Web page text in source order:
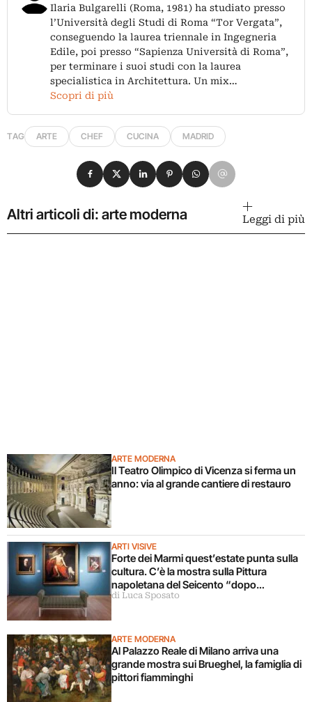
Ilaria Bulgarelli (Roma, 1981) ha studiato presso
l’Università degli Studi di Roma “Tor Vergata”,
conseguendo la laurea triennale in Ingegneria
Edile, poi presso “Sapienza Università di Roma”,
per terminare i suoi studi con la laurea
specialistica in Architettura. Un mix…
Scopri di più
TAG ARTE CHEF CUCINA MADRID
Condividi su Facebook
Condividi su X
Condividi su LinkedIn
Condividi su Pinterest
Condividi su WhatsApp
Condividi su Email
Altri articoli di: arte moderna Leggi di più
ARTE MODERNA
Il Teatro Olimpico di Vicenza si ferma un
anno: via al grande cantiere di restauro
ARTI VISIVE
Forte dei Marmi quest’estate punta sulla
cultura. C’è la mostra sulla Pittura
napoletana del Seicento “dopo
Caravaggio”
di Luca Sposato
ARTE MODERNA
Al Palazzo Reale di Milano arriva una
grande mostra sui Brueghel, la famiglia di
pittori fiamminghi